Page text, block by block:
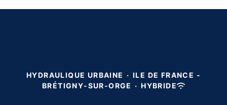
HYDRAULIQUE URBAINE · ILE DE FRANCE -
BRÉTIGNY-SUR-ORGE · HYBRIDE